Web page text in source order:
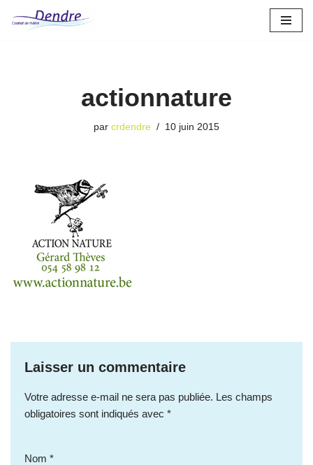
actionnature
par crdendre 10 juin 2015
Laisser un commentaire
Votre adresse e-mail ne sera pas publiée. Les champs
obligatoires sont indiqués avec *
Nom *